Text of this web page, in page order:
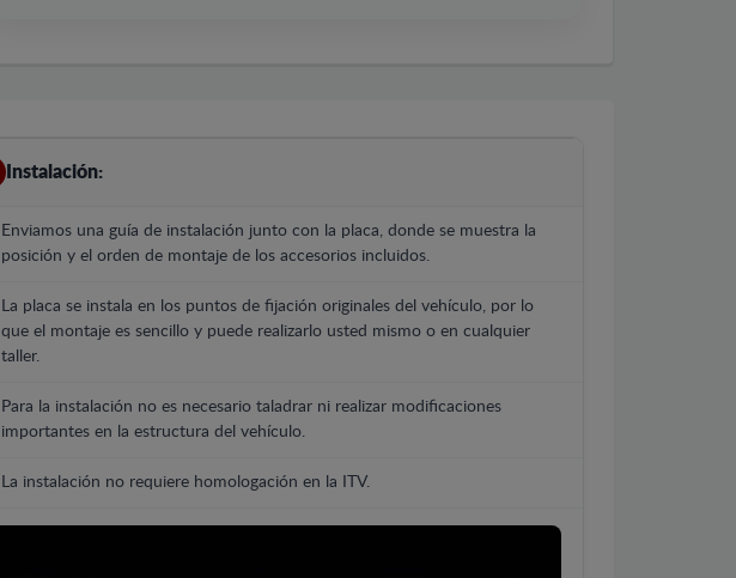
Instalación:
Enviamos una guía de instalación junto con la placa, donde se muestra la
posición y el orden de montaje de los accesorios incluidos.
La placa se instala en los puntos de fijación originales del vehículo, por lo
que el montaje es sencillo y puede realizarlo usted mismo o en cualquier
taller.
Para la instalación no es necesario taladrar ni realizar modificaciones
importantes en la estructura del vehículo.
La instalación no requiere homologación en la ITV.